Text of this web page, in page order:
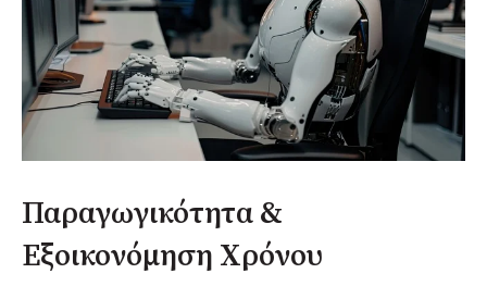
Παραγωγικότητα &
Εξοικονόμηση Χρόνου